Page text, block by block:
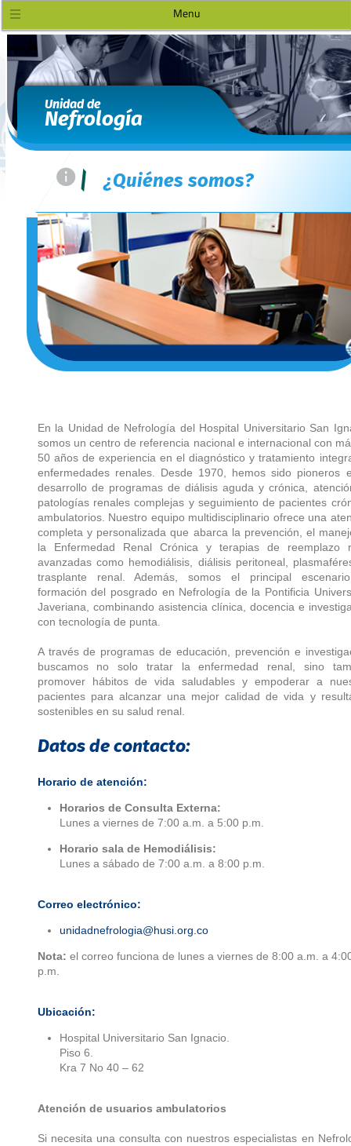
Menu
Unidad de
Nefrología
= | ¿Quiénes somos?
En la Unidad de Nefrología del Hospital Universitario San
somos un centro de referencia nacional e internacional con
50 años de experiencia en el diagnóstico y tratamiento
enfermedades renales. Desde 1970, hemos sido pioneros
desarrollo de programas de diálisis aguda y crónica,
patologías renales complejas y seguimiento de pacientes
ambulatorios. Nuestro equipo multidisciplinario ofrece una
completa y personalizada que abarca la prevención, el
la Enfermedad Renal Crónica y terapias de reemplazo
avanzadas como hemodiálisis, diálisis peritoneal,
trasplante renal. Además, somos el principal
formación del posgrado en Nefrología de la Pontificia
Javeriana, combinando asistencia clínica, docencia e
con tecnología de punta.
A través de programas de educación, prevención e
buscamos no solo tratar la enfermedad renal, sino
promover hábitos de vida saludables y empoderar a
pacientes para alcanzar una mejor calidad de vida y
sostenibles en su salud renal.
Datos de contacto:
Horario de atención:
Horarios de Consulta Externa:
Lunes a viernes de 7:00 a.m. a 5:00 p.m.
Horario sala de Hemodiálisis:
Lunes a sábado de 7:00 a.m. a 8:00 p.m.
Correo electrónico:
unidadnefrologia@husi.org.co
Nota: el correo funciona de lunes a viernes de 8:00 a.m. a
p.m.
Ubicación:
Hospital Universitario San Ignacio.
Piso 6.
Kra 7 No 40 – 62
Atención de usuarios ambulatorios
Si necesita una consulta con nuestros especialistas en